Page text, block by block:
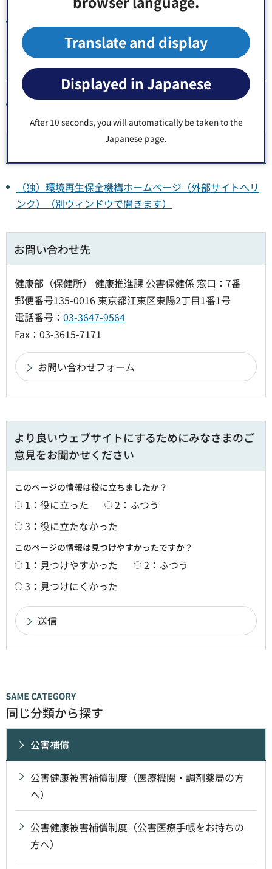
Translate and display
Displayed in Japanese
After 10 seconds, you will automatically be taken to the
Japanese page.
関連施設
江東区保健所
（独）環境再生保全機構ホームページ（外部サイトへリ
ンク）（別ウィンドウで開きます）
お問い合わせ先
健康部（保健所） 健康推進課 公害保健係 窓口：7番
郵便番号135-0016 東京都江東区東陽2丁目1番1号
電話番号： 03-3647-9564
Fax：03-3615-7171
より良いウェブサイトにするためにみなさまのご
意見をお聞かせください
このページの情報は役に立ちましたか？
1：役に立った
2：ふつう
3：役に立たなかった
このページの情報は見つけやすかったですか？
1：見つけやすかった
2：ふつう
3：見つけにくかった
同じ分類から探す
公害補償
公害健康被害補償制度（医療機関・調剤薬局の方
へ）
公害健康被害補償制度（公害医療手帳をお持ちの
方へ）